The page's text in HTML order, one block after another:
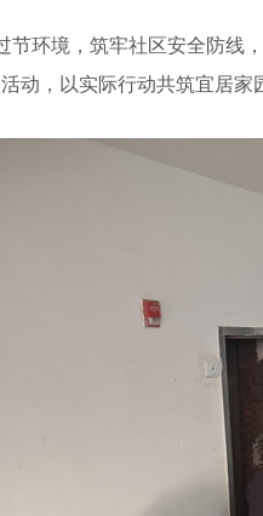
节环境，筑牢社区安全防线
动，以实际行动共筑宜居家